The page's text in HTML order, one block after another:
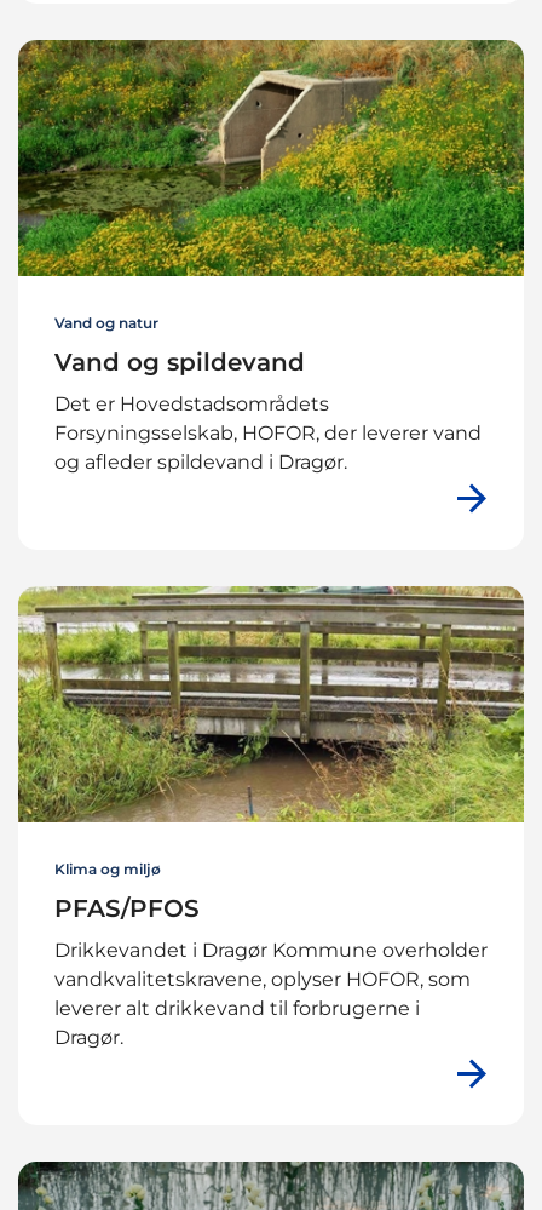
Vand og natur
Vand og spildevand
Det er Hovedstadsområdets
Forsyningsselskab, HOFOR, der leverer vand
og afleder spildevand i Dragør.
Klima og miljø
PFAS/PFOS
Drikkevandet i Dragør Kommune overholder
vandkvalitetskravene, oplyser HOFOR, som
leverer alt drikkevand til forbrugerne i
Dragør.